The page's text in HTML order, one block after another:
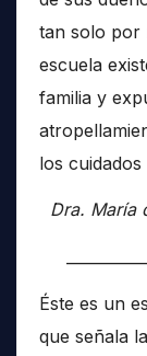
tan solo por
escuela
familia y
los
Dra. María
Éste es un
que señala